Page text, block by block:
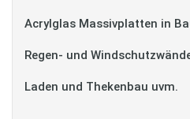
Acrylglas Massivplatten in
Regen- und
Laden und Thekenbau uvm.